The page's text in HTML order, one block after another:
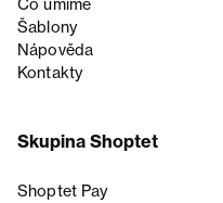
Co umíme
Šablony
Nápověda
Kontakty
Skupina Shoptet
Shoptet Pay